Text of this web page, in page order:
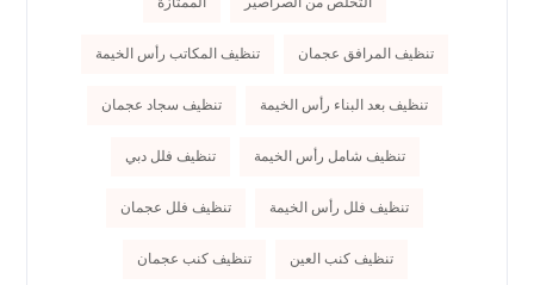
تنظيف المرافق عجمان تنظيف المكاتب رأس الخيمة
تنظيف بعد البناء رأس الخيمة تنظيف سجاد عجمان
تنظيف شامل رأس الخيمة تنظيف فلل دبي
تنظيف فلل رأس الخيمة تنظيف فلل عجمان
تنظيف كنب العين تنظيف كنب عجمان